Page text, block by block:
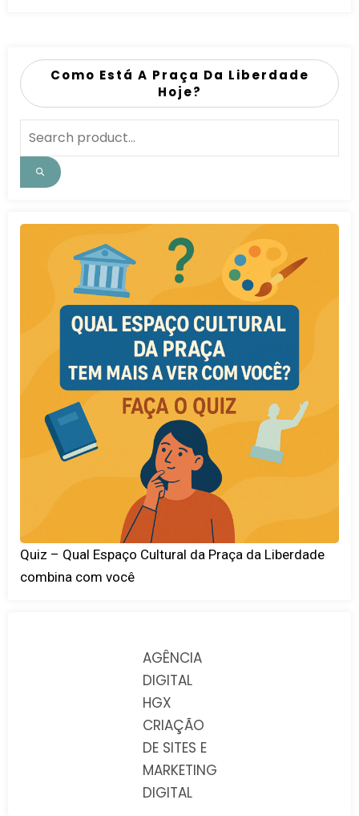
Como Está A Praça Da Liberdade
Hoje?
Quiz – Qual Espaço Cultural da Praça da Liberdade
combina com você
AGÊNCIA
DIGITAL
HGX
CRIAÇÃO
DE SITES E
MARKETING
DIGITAL